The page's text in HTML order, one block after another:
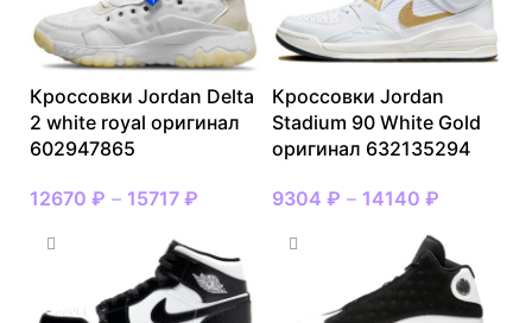
Кроссовки Jordan Delta
2 white royal оригинал
602947865
12670 ₽ – 15717 ₽
Кроссовки Jordan
Stadium 90 White Gold
оригинал 632135294
9304 ₽ – 14140 ₽